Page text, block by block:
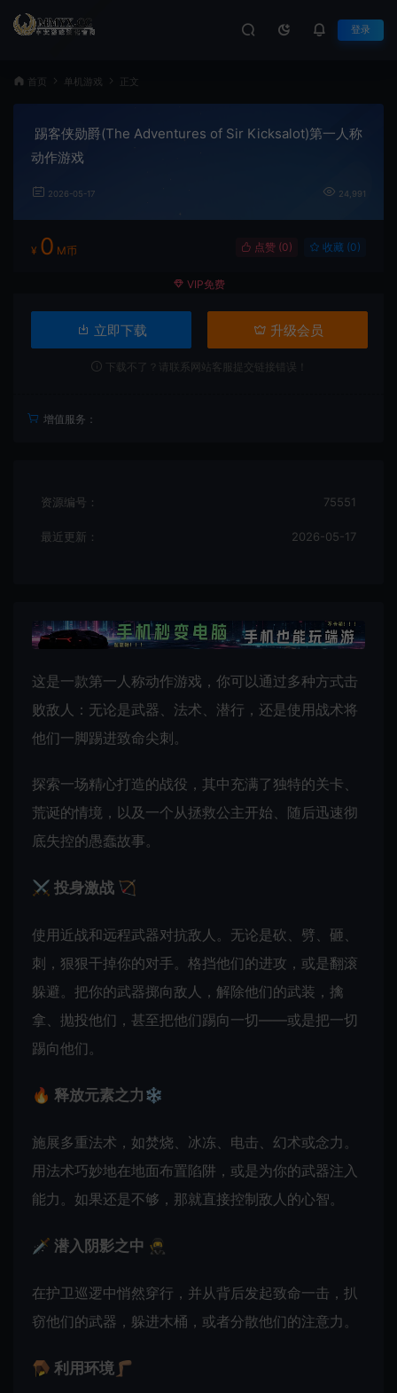
登录
首页 单机游戏 正文
踢客侠勋爵(The Adventures of Sir Kicksalot)第一人称
动作游戏
2026-05-17 24,991
¥ 0 M币 点赞 (0) 收藏 (0)
VIP免费
立即下载 升级会员
下载不了？请联系网站客服提交链接错误！
增值服务：
资源编号： 75551
最近更新： 2026-05-17
这是一款第一人称动作游戏，你可以通过多种方式击
败敌人：无论是武器、法术、潜行，还是使用战术将
他们一脚踢进致命尖刺。
探索一场精心打造的战役，其中充满了独特的关卡、
荒诞的情境，以及一个从拯救公主开始、随后迅速彻
底失控的愚蠢故事。
⚔️ 投身激战 🏹
使用近战和远程武器对抗敌人。无论是砍、劈、砸、
刺，狠狠干掉你的对手。格挡他们的进攻，或是翻滚
躲避。把你的武器掷向敌人，解除他们的武装，擒
拿、抛投他们，甚至把他们踢向一切——或是把一切
踢向他们。
🔥 释放元素之力❄️
施展多重法术，如焚烧、冰冻、电击、幻术或念力。
用法术巧妙地在地面布置陷阱，或是为你的武器注入
能力。如果还是不够，那就直接控制敌人的心智。
🗡️ 潜入阴影之中 🥷
在护卫巡逻中悄然穿行，并从背后发起致命一击，扒
窃他们的武器，躲进木桶，或者分散他们的注意力。
🪤 利用环境🦵🏽